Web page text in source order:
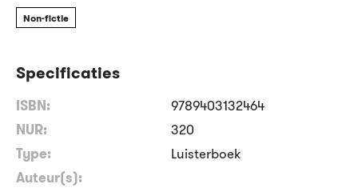
Non-fictie
Specificaties
ISBN:
9789403132464
NUR:
320
Type:
Luisterboek
Auteur(s):